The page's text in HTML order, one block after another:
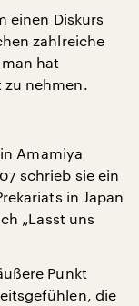
einen Diskurs
zahlreiche
hat
zu nehmen.
Amamiya
schrieb sie ein
in Japan
„Lasst uns
Punkt
die